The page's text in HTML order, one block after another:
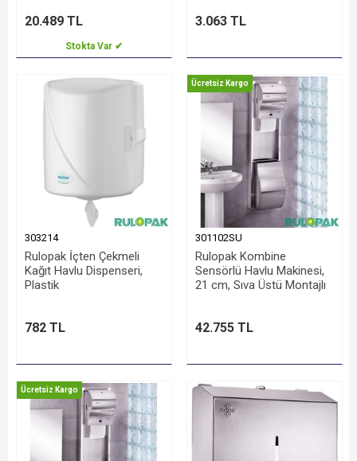
20.489 TL
Stokta Var ✔
3.063 TL
303214
Rulopak İçten Çekmeli
Kağıt Havlu Dispenseri,
Plastik
782 TL
Ücretsiz Kargo
301102SU
Rulopak Kombine
Sensörlü Havlu Makinesi,
21 cm, Sıva Üstü Montajlı
42.755 TL
Ücretsiz Kargo